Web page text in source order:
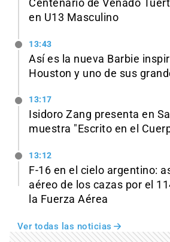
Centenario de Venado
en U13 Masculino
13:43
Así es la nueva Barbie
Houston y uno de sus
13:17
Isidoro Zang presenta en
muestra "Escrito en el
13:12
F-16 en el cielo argentino:
aéreo de los cazas por el
la Fuerza Aérea
Ver todas las noticias